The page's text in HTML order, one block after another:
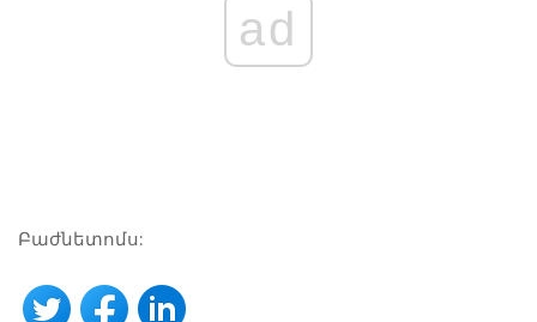
ad
Բաժնետոմս: